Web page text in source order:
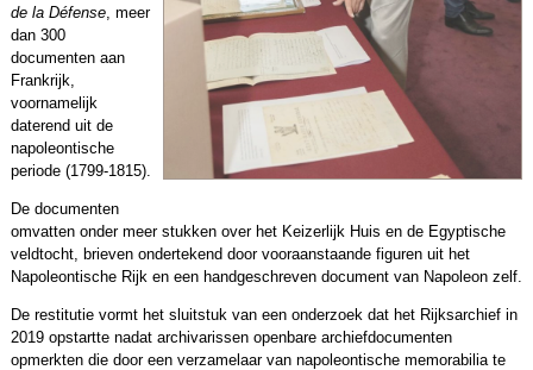
de la Défense, meer
dan 300
documenten aan
Frankrijk,
voornamelijk
daterend uit de
napoleontische
periode (1799-1815).
De documenten
omvatten onder meer stukken over het Keizerlijk Huis en de Egyptische
veldtocht, brieven ondertekend door vooraanstaande figuren uit het
Napoleontische Rijk en een handgeschreven document van Napoleon zelf.
De restitutie vormt het sluitstuk van een onderzoek dat het Rijksarchief in
2019 opstartte nadat archivarissen openbare archiefdocumenten
opmerkten die door een verzamelaar van napoleontische memorabilia te